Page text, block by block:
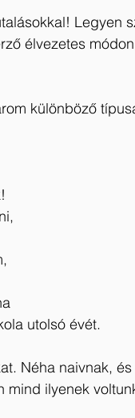
Legyen
élvezetes
különböző
utolsó évét.
Néha naivnak,
mind ilyenek